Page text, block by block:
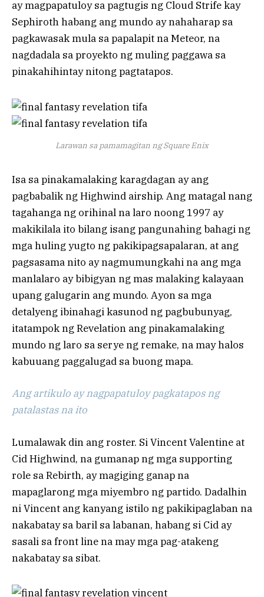
ay magpapatuloy sa pagtugis ng Cloud Strife kay
Sephiroth habang ang mundo ay nahaharap sa
pagkawasak mula sa papalapit na Meteor, na
nagdadala sa proyekto ng muling paggawa sa
pinakahihintay nitong pagtatapos.
Larawan sa pamamagitan ng Square Enix
Isa sa pinakamalaking karagdagan ay ang
pagbabalik ng Highwind airship. Ang matagal nang
tagahanga ng orihinal na laro noong 1997 ay
makikilala ito bilang isang pangunahing bahagi ng
mga huling yugto ng pakikipagsapalaran, at ang
pagsasama nito ay nagmumungkahi na ang mga
manlalaro ay bibigyan ng mas malaking kalayaan
upang galugarin ang mundo. Ayon sa mga
detalyeng ibinahagi kasunod ng pagbubunyag,
itatampok ng Revelation ang pinakamalaking
mundo ng laro sa serye ng remake, na may halos
kabuuang paggalugad sa buong mapa.
Ang artikulo ay nagpapatuloy pagkatapos ng
patalastas na ito
Lumalawak din ang roster. Si Vincent Valentine at
Cid Highwind, na gumanap ng mga supporting
role sa Rebirth, ay magiging ganap na
mapaglarong mga miyembro ng partido. Dadalhin
ni Vincent ang kanyang istilo ng pakikipaglaban na
nakabatay sa baril sa labanan, habang si Cid ay
sasali sa front line na may mga pag-atakeng
nakabatay sa sibat.